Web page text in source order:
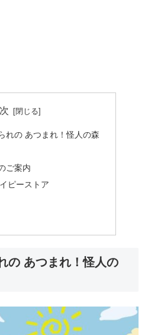
れの あつまれ！怪人の森
ご案内
ピーストア
の あつまれ！怪人の